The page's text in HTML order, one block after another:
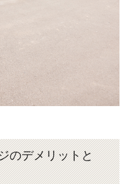
のデメリットと